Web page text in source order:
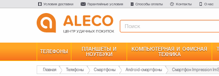
Условия доставки Гарантийные условия Способы оплаты Контакты О нас
ТЕЛЕФОНЫ
ПЛАНШЕТЫ И
НОУТБУКИ
КОМПЬЮТЕРНАЯ И ОФИСНАЯ
ТЕХНИКА
Главная Телефоны Смартфоны Android-смартфоны